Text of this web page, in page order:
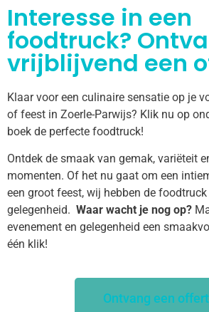
Interesse in een
foodtruck?
vrijblijvend een
Klaar voor een culinaire sensatie op je
of feest in Zoerle-Parwijs? Klik nu op
boek de perfecte foodtruck!
Ontdek de smaak van gemak, variëteit
momenten. Of het nu gaat om een
een groot feest, wij hebben de
gelegenheid. Waar wacht je nog op?
evenement en gelegenheid een
één klik!
Ontvang een